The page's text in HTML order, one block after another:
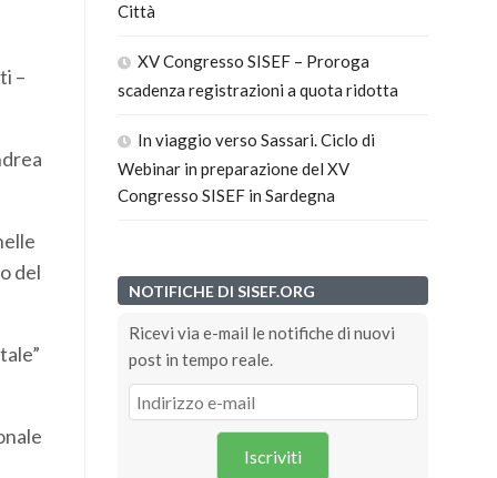
–
del
Città
XV Congresso SISEF – Proroga
scadenza registrazioni a quota ridotta
In viaggio verso Sassari. Ciclo di
Webinar in preparazione del XV
Congresso SISEF in Sardegna
NOTIFICHE DI SISEF.ORG
Ricevi via e-mail le notifiche di nuovi
post in tempo reale.
Iscriviti